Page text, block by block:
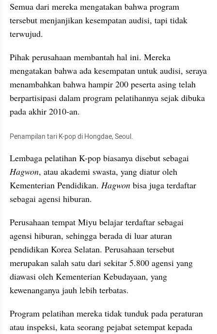
Semua dari mereka mengatakan bahwa program
tersebut menjanjikan kesempatan audisi, tapi tidak
terwujud.
Pihak perusahaan membantah hal ini. Mereka
mengatakan bahwa ada kesempatan untuk audisi, seraya
menambahkan bahwa hampir 200 peserta asing telah
berpartisipasi dalam program pelatihannya sejak dibuka
pada akhir 2010-an.
Penampilan tari K-pop di Hongdae, Seoul.
Hagwon, atau akademi swasta, yang diatur oleh
Kementerian Pendidikan. Hagwon bisa juga terdaftar
sebagai agensi hiburan.
Perusahaan tempat Miyu belajar terdaftar sebagai
agensi hiburan, sehingga berada di luar aturan
pendidikan Korea Selatan. Perusahaan tersebut
merupakan salah satu dari sekitar 5.800 agensi yang
diawasi oleh Kementerian Kebudayaan, yang
kewenanganya jauh lebih terbatas.
Program pelatihan mereka tidak tunduk pada peraturan
atau inspeksi, kata seorang pejabat setempat kepada